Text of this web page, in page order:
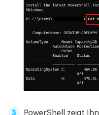
PowerShell zeigt